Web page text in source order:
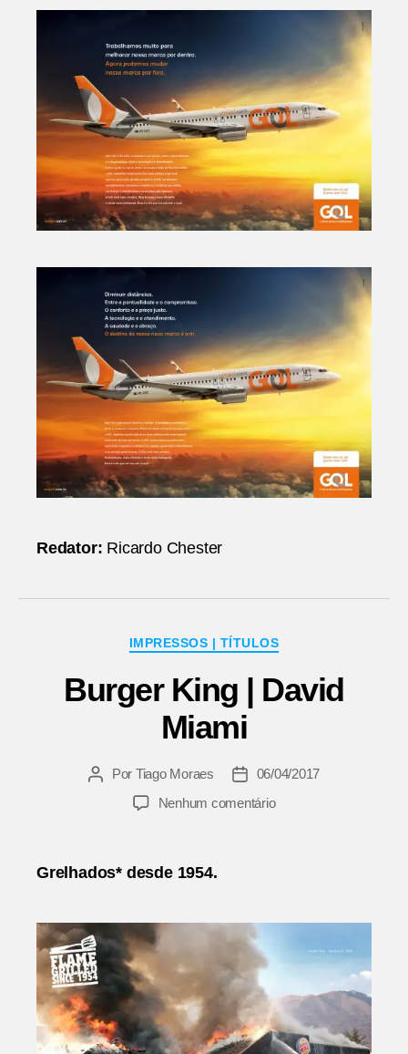
Redator: Ricardo Chester
Categorias
IMPRESSOS | TÍTULOS
Burger King | David
Miami
Autor
Por Tiago Moraes
Data06/04/2017
Nenhum comentárioem
Grelhados* desde 1954.